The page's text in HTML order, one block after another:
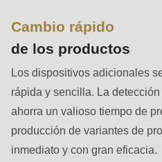
mb_substr():
null
to
parameter
#1
($string)
of
Cambio rápido
de los productos
Los dispositivos adicionales
rápida y sencilla. La
ahorra un valioso tiempo de
producción de variantes de
inmediato y con gran eficacia.